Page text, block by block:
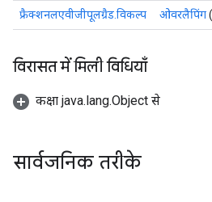
फ्रैक्शनलएवीजीपूलग्रैड.विकल्प ओवरलैपिंग
विरासत में मिली विधियाँ
कक्षा java.lang.Object से
सार्वजनिक तरीके